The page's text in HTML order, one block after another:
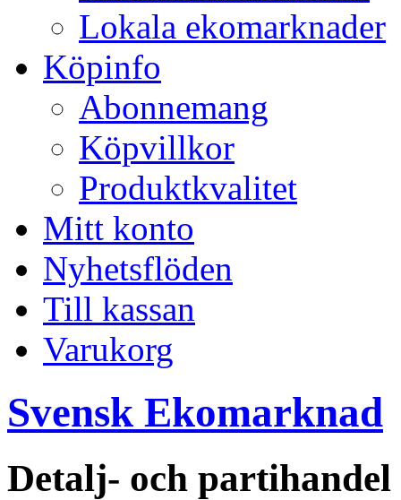
Lokala ekomarknader
Köpinfo
Abonnemang
Köpvillkor
Produktkvalitet
Mitt konto
Nyhetsflöden
Till kassan
Varukorg
Svensk Ekomarknad
Detalj- och